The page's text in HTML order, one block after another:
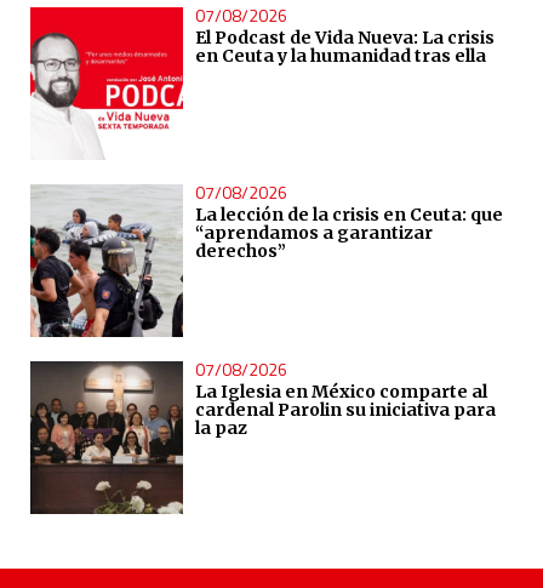
07/08/2026
El Podcast de Vida Nueva: La crisis
en Ceuta y la humanidad tras ella
07/08/2026
La lección de la crisis en Ceuta: que
“aprendamos a garantizar
derechos”
07/08/2026
La Iglesia en México comparte al
cardenal Parolin su iniciativa para
la paz